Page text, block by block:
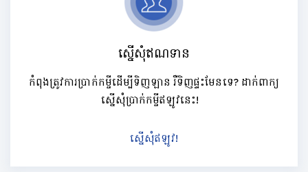
ស្នើសុំឥណទាន
កំពុងត្រូវការប្រាក់កម្ចីដើម្បីទិញឡាន រឺទិញផ្ទះមែនទេ? ដាក់ពាក្យ
ស្នើសុំប្រាក់កម្ចីឥឡូវនេះ!
ស្នើសុំឥឡូវ!